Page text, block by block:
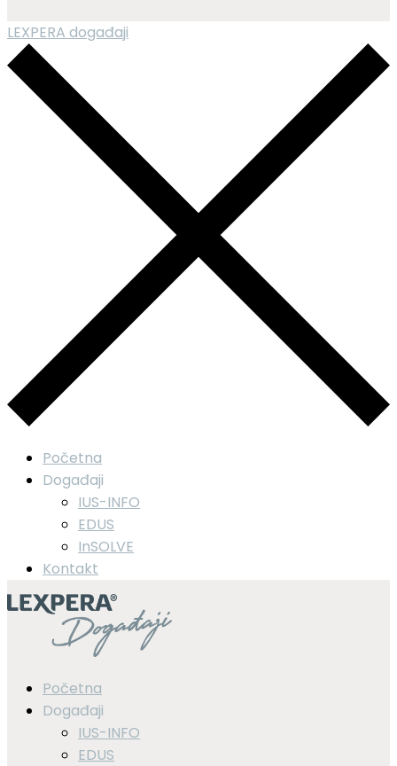
LEXPERA događaji
Početna
Događaji
IUS-INFO
EDUS
InSOLVE
Kontakt
Početna
Događaji
IUS-INFO
EDUS